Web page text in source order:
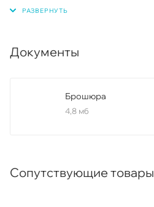
Документы
Брошюра
4,8 мб
Сопутствующие товары